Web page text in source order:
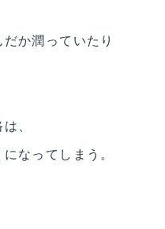
か潤っていたり
、
なってしまう。